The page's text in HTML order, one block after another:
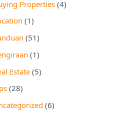
Properties(4)
(1)
(51)
(1)
Estate (5)
(28)
(6)